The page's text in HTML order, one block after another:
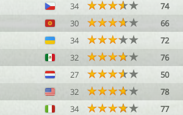
34
74
30
66
34
72
32
76
27
50
32
78
34
77